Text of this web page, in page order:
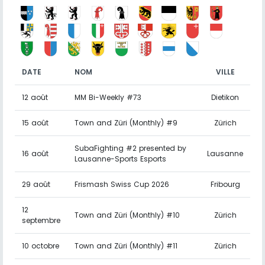
DATE NOM VILLE
12 août MM Bi-Weekly #73 Dietikon
15 août Town and Züri (Monthly) #9 Zürich
16 août
SubaFighting #2 presented by
Lausanne-Sports Esports
Lausanne
29 août Frismash Swiss Cup 2026 Fribourg
12
septembre
Town and Züri (Monthly) #10 Zürich
10 octobre Town and Züri (Monthly) #11 Zürich